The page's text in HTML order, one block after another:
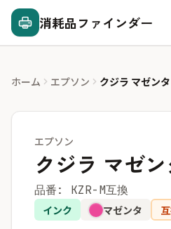
消耗品ファインダー
ホーム エプソン クジラ マゼン
エプソン
クジラ マゼ
品番: KZR-M互換
インク マゼンタ